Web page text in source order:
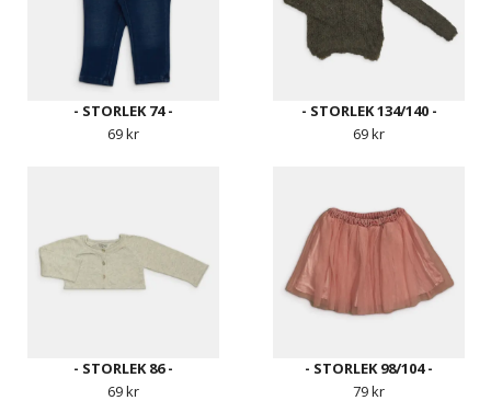
- STORLEK 74 -
69 kr
- STORLEK 134/140 -
69 kr
- STORLEK 86 -
69 kr
- STORLEK 98/104 -
79 kr